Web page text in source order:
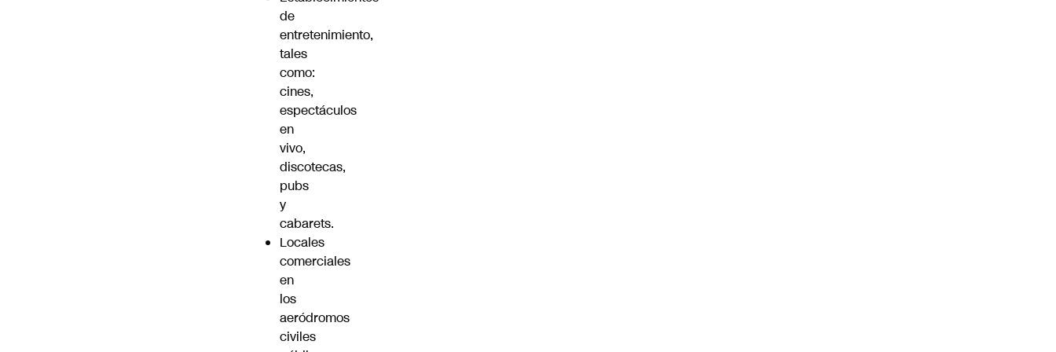
de
entretenimiento,
tales
como:
cines,
espectáculos
en
vivo,
discotecas,
pubs
y
cabarets.
Locales
comerciales
en
los
aeródromos
civiles